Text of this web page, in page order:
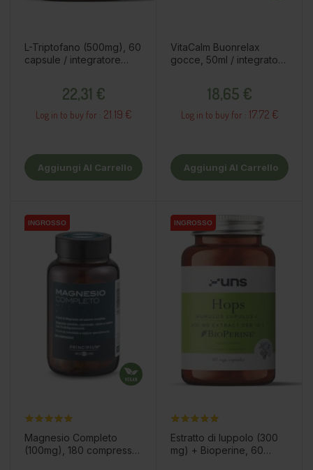
L-Triptofano (500mg), 60
capsule / integratore
22,31 €
Log in to buy for : 21.19 €
Aggiungi Al Carrello
VitaCalm Buonrelax
gocce, 50ml / integratori
18,65 €
Log in to buy for : 17.72 €
Aggiungi Al Carrello
INGROSSO
INGROSSO
Magnesio Completo
(100mg), 180 compresse
INGROSSO
INGROSSO
Estratto di luppolo (300
mg) + Bioperine, 60